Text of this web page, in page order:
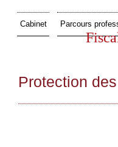
Cabinet Parcours
Protection